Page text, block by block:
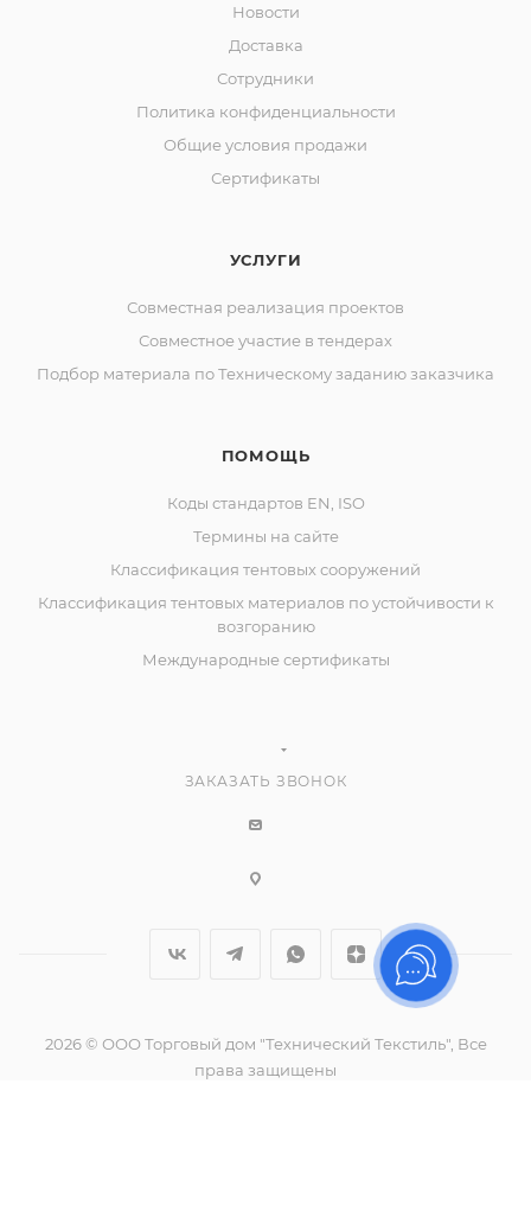
Новости
Доставка
Сотрудники
Политика конфиденциальности
Общие условия продажи
Сертификаты
УСЛУГИ
Совместная реализация проектов
Совместное участие в тендерах
Подбор материала по Техническому заданию заказчика
ПОМОЩЬ
Коды стандартов EN, ISO
Термины на сайте
Классификация тентовых сооружений
Классификация тентовых материалов по устойчивости к
возгоранию
Международные сертификаты
ЗАКАЗАТЬ ЗВОНОК
2026 © ООО Торговый дом "Технический Текстиль", Все
права защищены